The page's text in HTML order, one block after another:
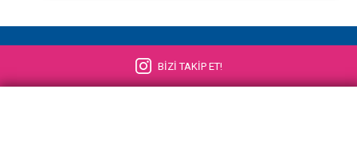
BİZİ TAKİP ET!